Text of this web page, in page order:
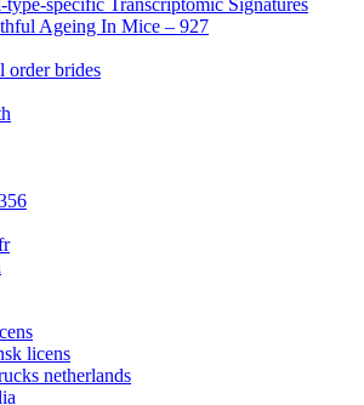
specific Transcriptomic Signatures
Ageing In Mice – 927
order brides
licens
netherlands